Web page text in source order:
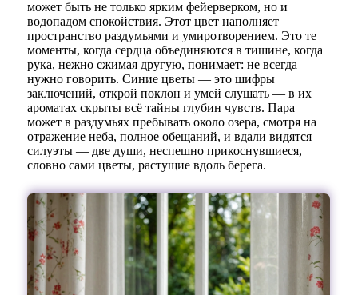
может быть не только ярким фейерверком, но и
водопадом спокойствия. Этот цвет наполняет
пространство раздумьями и умиротворением. Это те
моменты, когда сердца объединяются в тишине, когда
рука, нежно сжимая другую, понимает: не всегда
нужно говорить. Синие цветы — это шифры
заключений, открой поклон и умей слушать — в их
ароматах скрыты всё тайны глубин чувств. Пара
может в раздумьях пребывать около озера, смотря на
отражение неба, полное обещаний, и вдали видятся
силуэты — две души, неспешно прикоснувшиеся,
словно сами цветы, растущие вдоль берега.